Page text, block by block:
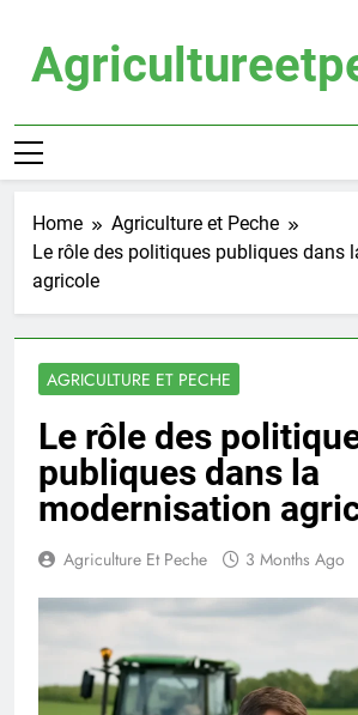
content
Home
Agriculture et Peche
Le rôle des politiques publiques dans
agricole
AGRICULTURE ET PECHE
Le rôle des
publiques dans la
modernisation
Agriculture Et Peche 3 Months Ago